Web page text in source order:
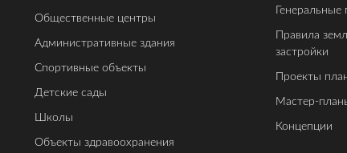
Общественные центры
Административные здания
Спортивные объекты
Детские сады
Школы
Объекты здравоохранения
Генеральные
Правила
застройки
Проекты
Мастер-
Концепции